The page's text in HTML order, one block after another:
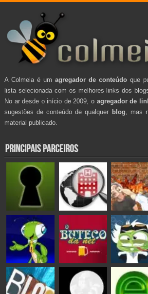
A Colmeia é um agregador de conteúdo que
lista selecionada com os melhores links dos
No ar desde o início de 2009, o agregador de
sugestões de conteúdo de qualquer blog , mas
material publicado.